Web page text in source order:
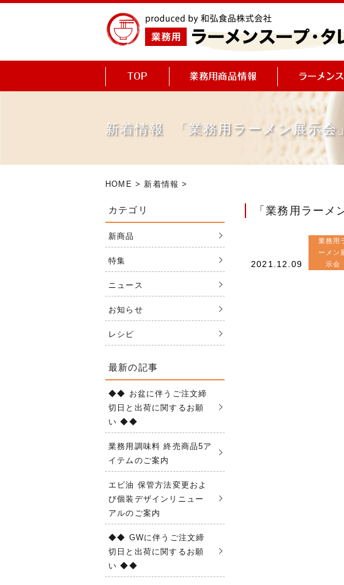
新着情報 「業務用ラーメン展示会
HOME > 新着情報 >
「業務用ラーメ
2021.12.09
業務用
ーメン
示会
カテゴリ
新商品
特集
ニュース
お知らせ
レシピ
最新の記事
◆◆ お盆に伴うご注文締
切日と出荷に関するお願
い ◆◆
業務用調味料 終売商品5ア
イテムのご案内
エビ油 保管方法変更およ
び個装デザインリニュー
アルのご案内
◆◆ GWに伴うご注文締
切日と出荷に関するお願
い ◆◆